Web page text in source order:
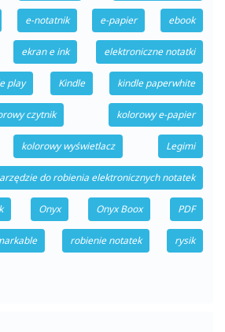
e-notatnik e-papier ebook
ekran e ink elektroniczne notatki
play Kindle kindle paperwhite
czytnik kolorowy e-papier
kolorowy wyświetlacz Legimi
do robienia elektronicznych notatek
Onyx Onyx Boox PDF
robienie notatek rysik